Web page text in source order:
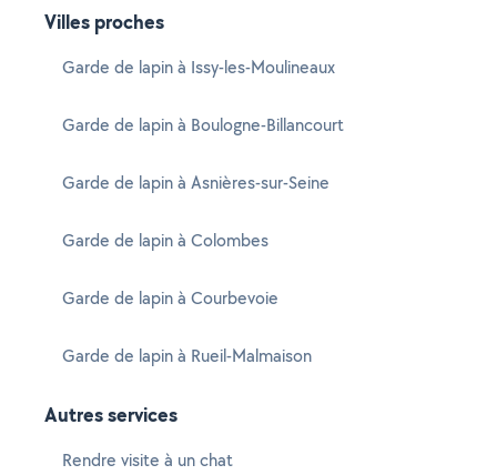
Villes proches
Garde de lapin à Issy-les-Moulineaux
Garde de lapin à Boulogne-Billancourt
Garde de lapin à Asnières-sur-Seine
Garde de lapin à Colombes
Garde de lapin à Courbevoie
Garde de lapin à Rueil-Malmaison
Autres services
Rendre visite à un chat